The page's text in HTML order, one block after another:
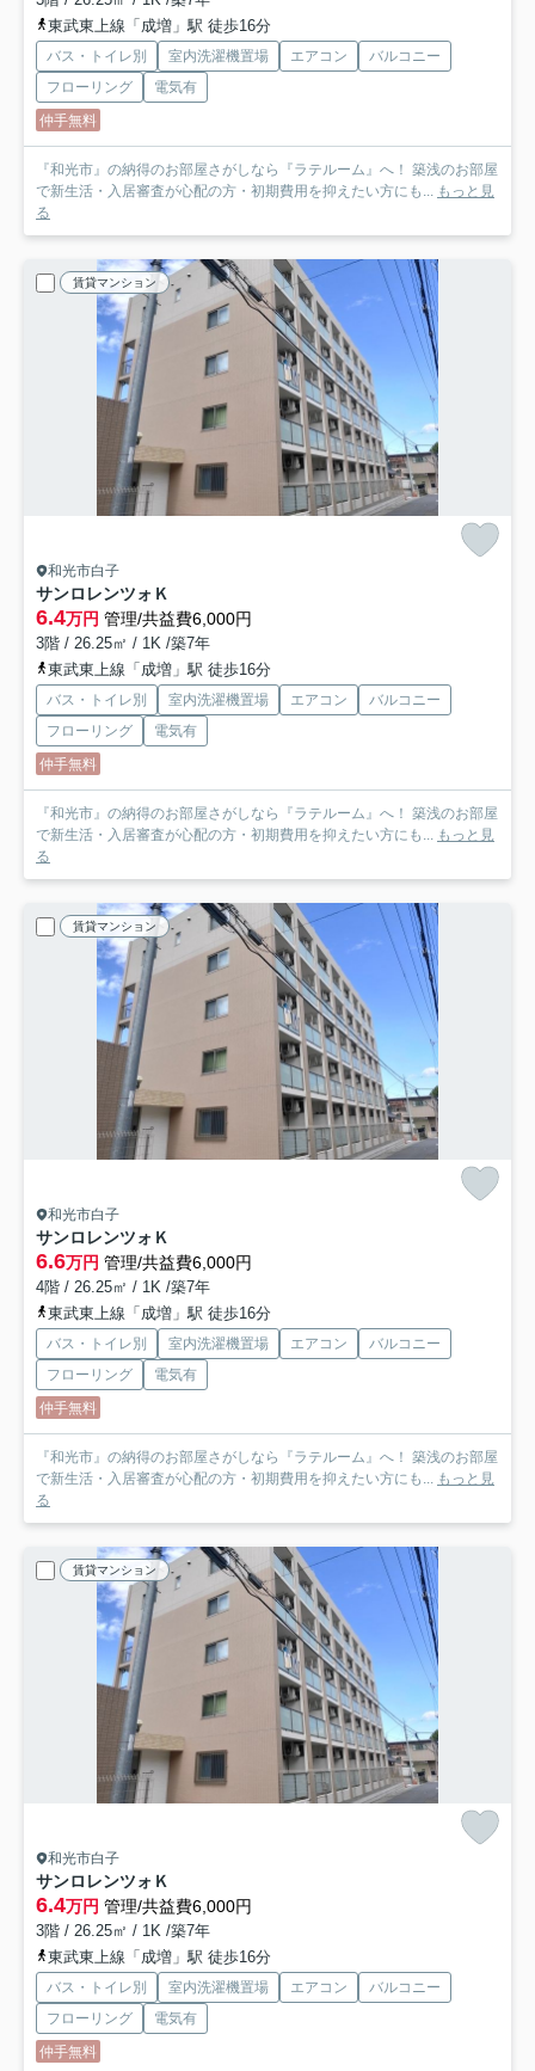
東武東上線「成増」駅 徒歩16分
バス・トイレ別 室内洗濯機置場 エアコン
バルコニー
フローリング
電気有
仲手無料
『和光市』の納得のお部屋さがしなら『ラテルーム』へ！ 築浅のお部屋
で新生活・入居審査が心配の方・初期費用を抑えたい方にも... もっと見
る
賃貸マンション
和光市白子
サンロレンツォＫ
6.4万円 管理/共益費6,000円
3階 / 26.25㎡ / 1K /築7年
東武東上線「成増」駅 徒歩16分
バス・トイレ別 室内洗濯機置場 エアコン
バルコニー
フローリング
電気有
仲手無料
『和光市』の納得のお部屋さがしなら『ラテルーム』へ！ 築浅のお部屋
で新生活・入居審査が心配の方・初期費用を抑えたい方にも... もっと見
る
賃貸マンション
和光市白子
サンロレンツォＫ
6.6万円 管理/共益費6,000円
4階 / 26.25㎡ / 1K /築7年
東武東上線「成増」駅 徒歩16分
バス・トイレ別 室内洗濯機置場 エアコン
バルコニー
フローリング
電気有
仲手無料
『和光市』の納得のお部屋さがしなら『ラテルーム』へ！ 築浅のお部屋
で新生活・入居審査が心配の方・初期費用を抑えたい方にも... もっと見
る
賃貸マンション
和光市白子
サンロレンツォＫ
6.4万円 管理/共益費6,000円
3階 / 26.25㎡ / 1K /築7年
東武東上線「成増」駅 徒歩16分
バス・トイレ別 室内洗濯機置場 エアコン
バルコニー
フローリング
電気有
仲手無料